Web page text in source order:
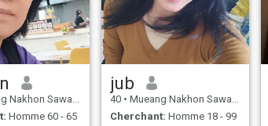
Sawan, Nakhon Sawan, Thailande
Homme 60 - 65
jub
40 • Mueang Nakhon Sawan, Nakhon Sawan, Thailande
Cherchant: Homme 18 - 99